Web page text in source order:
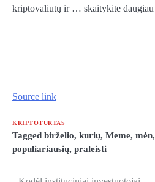
kriptovaliutų ir … skaitykite daugiau
Source link
KRIPTOTURTAS
Tagged birželio, kurių, Meme, mėn,
populiariausių, praleisti